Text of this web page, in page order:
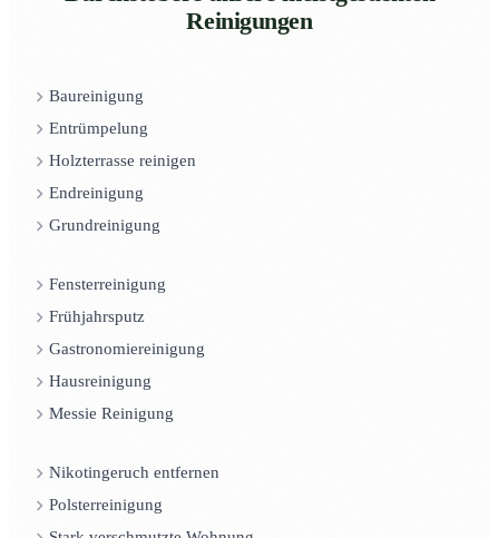
Reinigungen
Baureinigung
Entrümpelung
Holzterrasse reinigen
Endreinigung
Grundreinigung
Fensterreinigung
Frühjahrsputz
Gastronomiereinigung
Hausreinigung
Messie Reinigung
Nikotingeruch entfernen
Polsterreinigung